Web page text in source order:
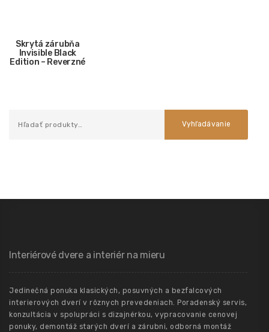
Skrytá zárubňa
Invisible Black
Edition – Reverzné
Vyhľadávanie
Interiérové dvere a interiér na mieru
Jedinečná ponuka klasických, posuvných a bezfalcových
interierových dverí v rôznych prevedeniach. Poradenský servis,
konzultácia v spolupráci s dizajnérkou, vypracovanie cenovej
ponuky, demontáž starých dverí a zárubni, odborná montáž